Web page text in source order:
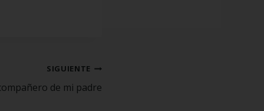
SIGUIENTE
de mi padre